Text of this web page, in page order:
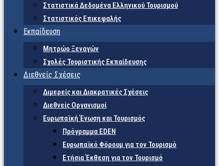
Στατιστικά Δεδομένα Ελληνικού Τουρισμού
Στατιστικός Επικεφαλής
Εκπαίδευση
Μητρώο Ξεναγών
Σχολές Τουριστικής Εκπαίδευσης
Διεθνείς Σχέσεις
Διμερείς και Διακρατικές Σχέσεις
Διεθνείς Οργανισμοί
Ευρωπαϊκή Ένωση και Τουρισμός
Πρόγραμμα EDEN
Ευρωπαϊκό Φόρουμ για τον Τουρισμό
Ετήσια Έκθεση για τον Τουρισμό